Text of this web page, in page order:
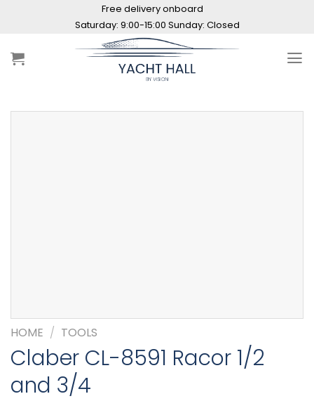
Saturday: 9:00-15:00 Sunday: Closed
Free delivery onboard
HOME / TOOLS
Claber CL-8591 Racor 1/2
and 3/4